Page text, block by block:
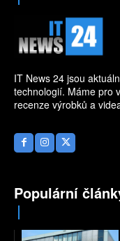
IT News 24 jsou
technologií. Máme pro
recenze výrobků a
Populární